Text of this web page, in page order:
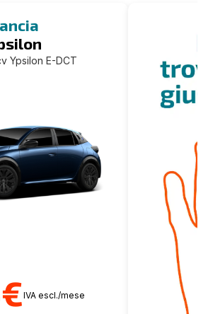
Ypsilon E-DCT
IVA escl./mese